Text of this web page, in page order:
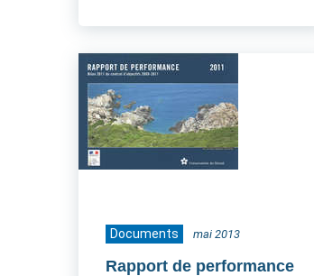
Documents mai 2013
Rapport de performance